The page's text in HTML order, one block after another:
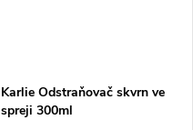
Karlie Odstraňovač skvrn ve
spreji 300ml